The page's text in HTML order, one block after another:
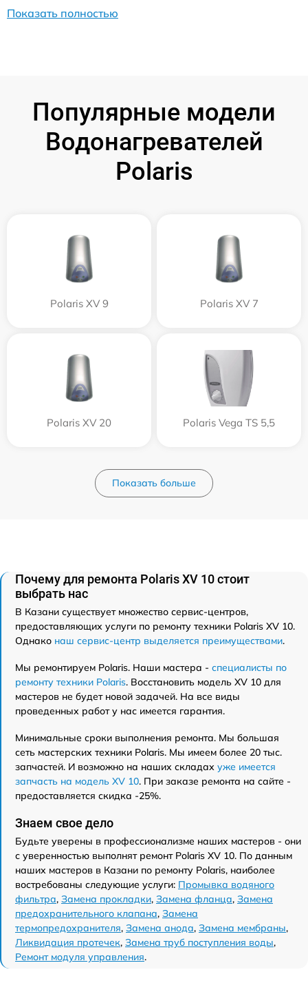
Показать полностью
Популярные модели
Водонагревателей
Polaris
Polaris XV 9 Polaris XV 7
Polaris XV 20 Polaris Vega TS 5,5
Показать больше
Почему для ремонта Polaris XV 10 стоит
выбрать нас
В Казани существует множество сервис-центров,
предоставляющих услуги по ремонту техники Polaris XV 10.
Однако наш сервис-центр выделяется преимуществами.
Мы ремонтируем Polaris. Наши мастера - специалисты по
ремонту техники Polaris. Восстановить модель XV 10 для
мастеров не будет новой задачей. На все виды
проведенных работ у нас имеется гарантия.
Минимальные сроки выполнения ремонта. Мы большая
сеть мастерских техники Polaris. Мы имеем более 20 тыс.
запчастей. И возможно на наших складах уже имеется
запчасть на модель XV 10. При заказе ремонта на сайте -
предоставляется скидка -25%.
Знаем свое дело
Будьте уверены в профессионализме наших мастеров - они
с уверенностью выполнят ремонт Polaris XV 10. По данным
наших мастеров в Казани по ремонту Polaris, наиболее
востребованы следующие услуги: Промывка водяного
фильтра, Замена прокладки, Замена фланца, Замена
предохранительного клапана, Замена
термопредохранителя, Замена анода, Замена мембраны,
Ликвидация протечек, Замена труб поступления воды,
Ремонт модуля управления.